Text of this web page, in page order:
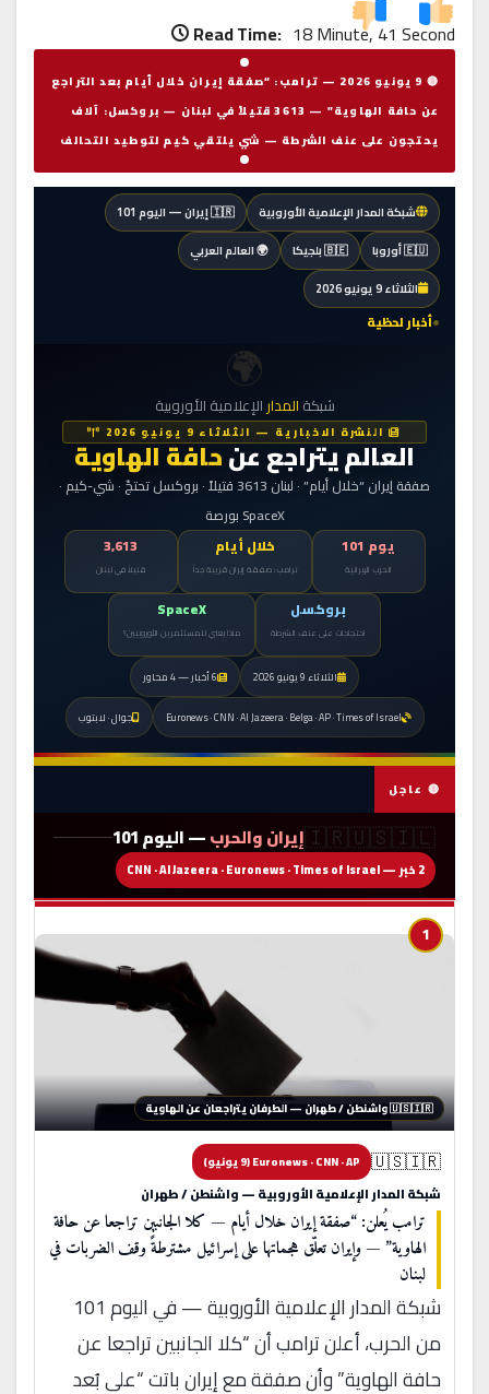
Read Time: 18 Minute, 41
🔴 9 يونيو 2026 — ترامب: “صفقة إيران خلال أيام بعد التراجع
عن حافة الهاوية” — 3613 قتيلاً في لبنان — بروكسل: آلاف
يحتجون على عنف الشرطة — شي يلتقي كيم لتوطيد التحالف
شبكة المدار الإعلامية الأوروبية
🇮🇷 إيران — اليوم 101
🇧🇪 بلجيكا
🌍 العالم العربي
الثلاثاء 9 يونيو 2026
أخبار لحظية
المدارالإعلامية الأوروبية
النشرة الاخبارية — الثلاثاء 9 يونيو 2026
العالم يتراجع عنحافة الهاوية
صفقة إيران “خلال أيام” · لبنان 3613 قتيلاً · بروكسل تحتجّ · شي-كيم ·
SpaceX بورصة
يوم 101
الحرب الإيرانية
خلال أيام
ترامب: صفقة إيران قريبة جداً
3,613
قتيلاً في لبنان
بروكسل
احتجاجات على عنف الشرطة
SpaceX
ماذا يعني للمستثمرين الأوروبيين؟
الثلاثاء 9 يونيو 2026 6 أخبار — 4 محاور
Euronews · CNN · Al Jazeera · Belga · AP · Times of Israel جوال · لابتوب
🔴 عاجل
🇮🇷🇺🇸🇮🇱إيران والحرب— اليوم 101
🔴 تحوّل دبلوماسي
🇺🇸🇮🇷 واشنطن / طهران — الطرفان يتراجعان عن الهاوية
🇺🇸🇮🇷 Euronews · CNN · AP (9 يونيو)
شبكة المدار الإعلامية الأوروبية — واشنطن / طهران
ترامب يُعلن: “صفقة إيران خلال أيام — كلا الجانبين تراجعا عن حافة
الهاوية” — وإيران تعلّق هجماتها على إسرائيل مشترطةً وقف الضربات في
شبكة المدار الإعلامية الأوروبية — في اليوم 101
من الحرب، أعلن ترامب أن “كلا الجانبين تراجعا عن
حافة الهاوية” وأن صفقة مع إيران باتت “على بُعد